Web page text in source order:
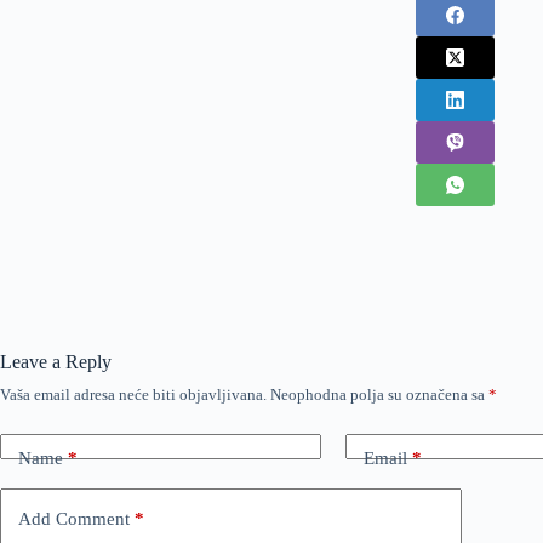
Leave a Reply
Vaša email adresa neće biti objavljivana. Neophodna polja su označena sa *
Name* Email*
Add Comment *